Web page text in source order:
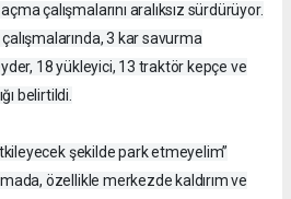
çalışmalarını aralıksız sürdürüyor.
3 kar savurma
18 yükleyici, 13 traktör kepçe ve
belirtildi.
şekilde park etmeyelim”
özellikle merkezde kaldırım ve